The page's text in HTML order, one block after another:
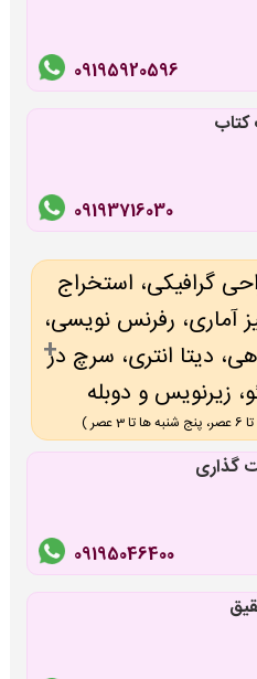
09195920596
09193716030
گرافیکی، استخراج
آماری، رفرنس نویسی،
دیتا انتری، سرچ در
زیرنویس و دوبله
گذاری
09195046400